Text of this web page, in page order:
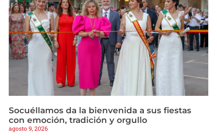
Socuéllamos da la bienvenida a sus fiestas
con emoción, tradición y orgullo
agosto 9, 2026